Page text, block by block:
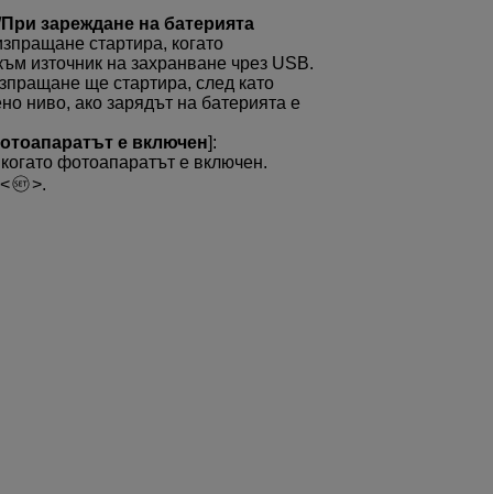
При зареждане на батерията
стартира, когато
източник на захранване чрез USB.
ще стартира, след като
ниво, ако зарядът на батерията е
е включен]:
фотоапаратът е включен.
.